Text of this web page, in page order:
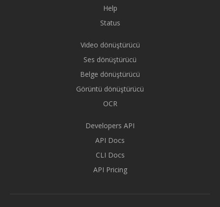
Help
Status
Video dönüştürücü
Ses dönüştürücü
Belge dönüştürücü
Görüntü dönüştürücü
OCR
Developers API
API Docs
CLI Docs
API Pricing